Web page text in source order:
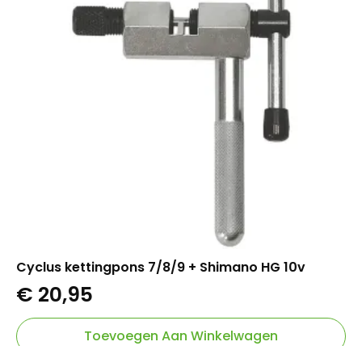
Cyclus kettingpons 7/8/9 + Shimano HG 10v
€ 20,95
Toevoegen Aan Winkelwagen